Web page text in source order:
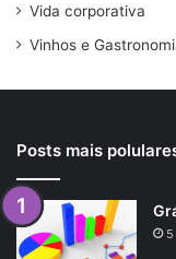
Vida corporativa
Vinhos e
Posts mais